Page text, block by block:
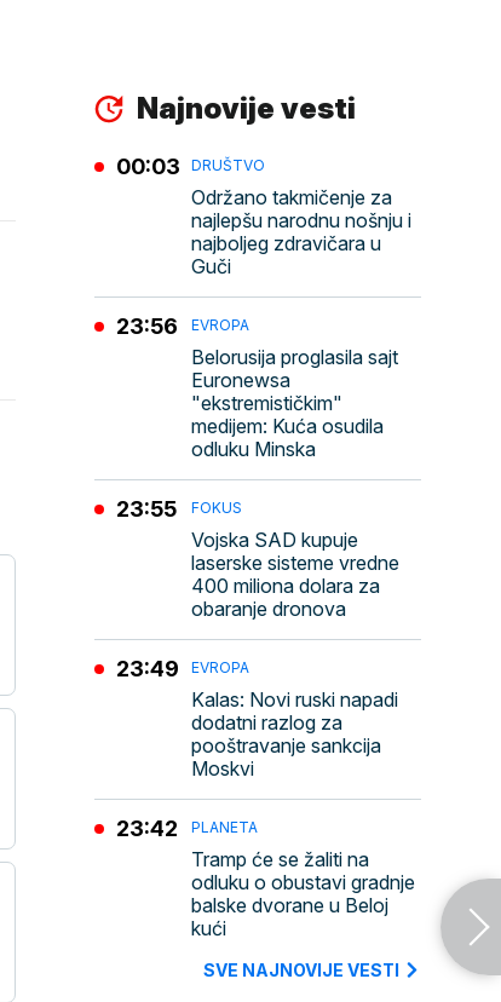
Najnovije vesti
DRUŠTVO
Održano takmičenje za
najlepšu narodnu nošnju i
najboljeg zdravičara u
Guči
00:03
EVROPA
Belorusija proglasila sajt
Euronewsa
"ekstremističkim"
medijem: Kuća osudila
odluku Minska
23:56
FOKUS
Vojska SAD kupuje
laserske sisteme vredne
400 miliona dolara za
obaranje dronova
23:55
EVROPA
Kalas: Novi ruski napadi
dodatni razlog za
pooštravanje sankcija
Moskvi
23:49
PLANETA
Tramp će se žaliti na
odluku o obustavi gradnje
balske dvorane u Beloj
kući
23:42
SVE NAJNOVIJE VESTI